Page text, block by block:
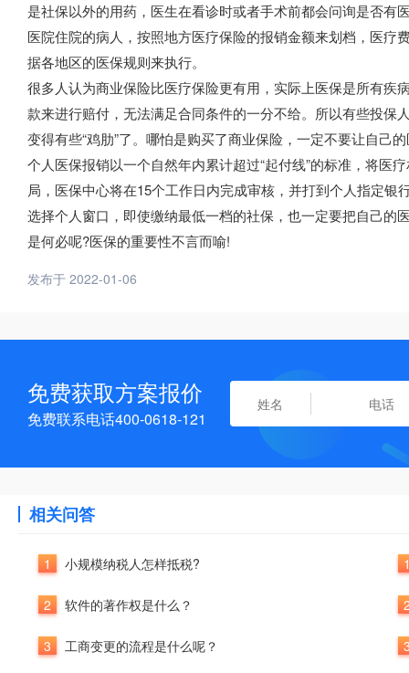
是社保以外的用药，医生在看诊时或者手术前都会问询是否
医院住院的病人，按照地方医疗保险的报销金额来划档，医疗
据各地区的医保规则来执行。
很多人认为商业保险比医疗保险更有用，实际上医保是所有
款来进行赔付，无法满足合同条件的一分不给。所以有些投保
变得有些“鸡肋”了。哪怕是购买了商业保险，一定不要让自己
个人医保报销以一个自然年内累计超过“起付线”的标准，将医
局，医保中心将在15个工作日内完成审核，并打到个人指定
选择个人窗口，即使缴纳最低一档的社保，也一定要把自己的
是何必呢?医保的重要性不言而喻!
发布于 2022-01-06
免费获取方案报价
免费联系电话400-0618-121
相关问答
1 小规模纳税人怎样抵税?
2 软件的著作权是什么？
3 工商变更的流程是什么呢？